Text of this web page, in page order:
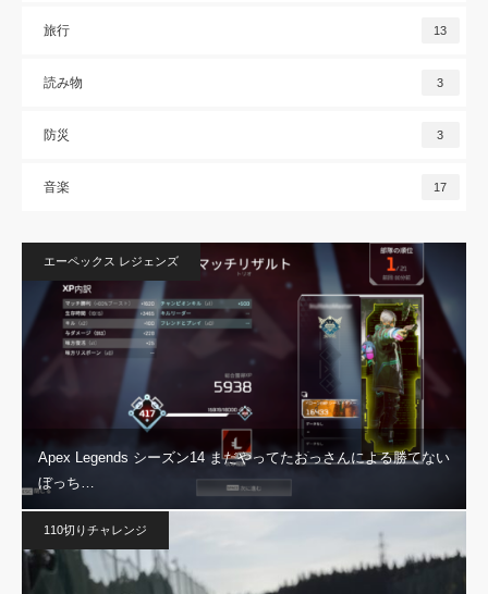
旅行 13
読み物 3
防災 3
音楽 17
エーペックス レジェンズ
Apex Legends シーズン14 まだやってたおっさんによる勝てない
ぼっち…
110切りチャレンジ